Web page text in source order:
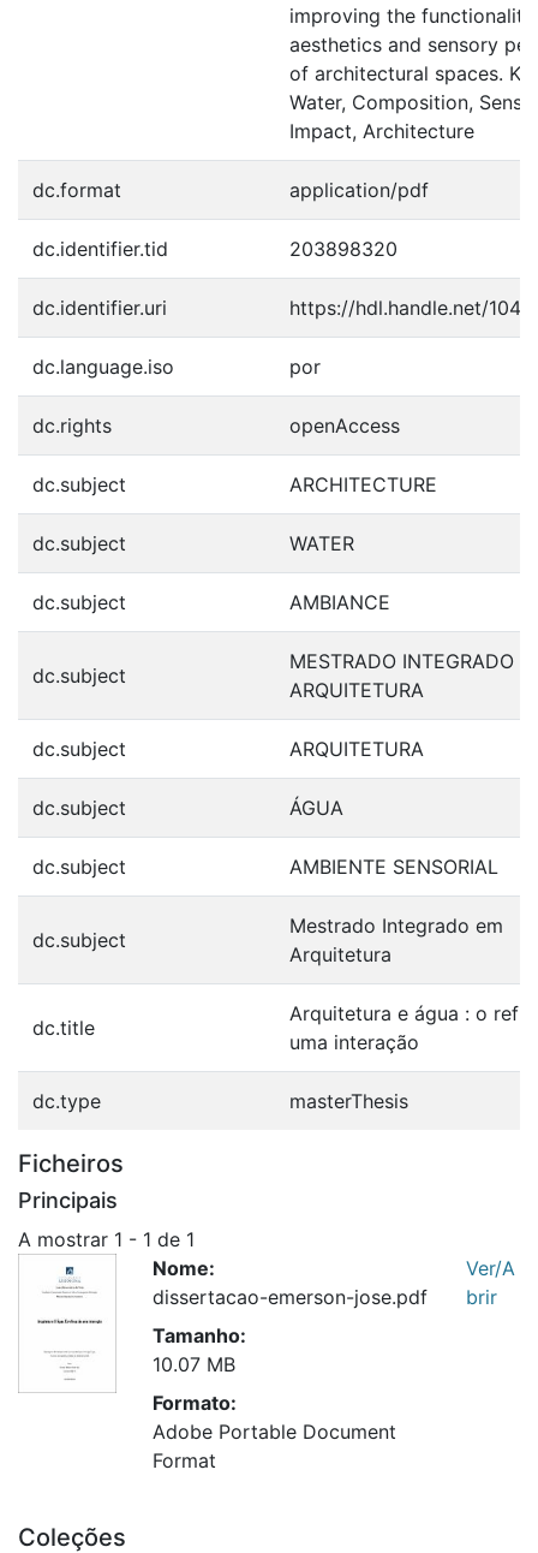
improving the functionality,
aesthetics and sensory
of architectural spaces.
Water, Composition,
Impact, Architecture
dc.format application/pdf
dc.identifier.tid 203898320
dc.identifier.uri https://hdl.handle.net/
dc.language.iso por
dc.rights openAccess
dc.subject ARCHITECTURE
dc.subject WATER
dc.subject AMBIANCE
dc.subject
MESTRADO INTEGRADO
ARQUITETURA
dc.subject ARQUITETURA
dc.subject ÁGUA
dc.subject AMBIENTE SENSORIAL
dc.subject
Mestrado Integrado em
Arquitetura
dc.title
Arquitetura e água : o
uma interação
dc.type masterThesis
Ficheiros
Principais
A mostrar 1 - 1 de 1
Nome:
dissertacao-emerson-jose.pdf
Tamanho:
10.07 MB
Formato:
Adobe Portable Document
Format
Ver/A
brir
Coleções